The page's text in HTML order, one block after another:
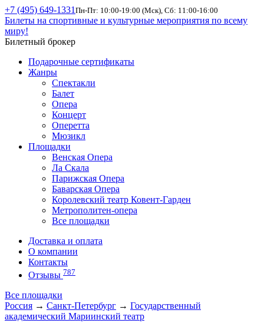
+7 (495) 649-1331 Пн-Пт: 10:00-19:00 (Мск), Сб: 11:00-16:00
Билеты на спортивные и культурные мероприятия по всему
миру!
Билетный брокер
Подарочные сертификаты
Жанры
Спектакли
Балет
Опера
Концерт
Оперетта
Мюзикл
Площадки
Венская Опера
Ла Скала
Парижская Опера
Баварская Опера
Королевский театр Ковент-Гарден
Метрополитен-опера
Все площадки
Доставка и оплата
О компании
Контакты
Отзывы 787
Все площадки
Россия → Санкт-Петербург → Государственный
академический Мариинский театр